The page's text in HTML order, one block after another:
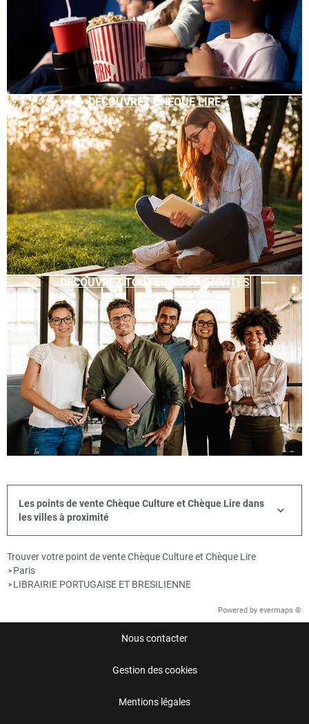
DÉCOUVREZ CHÈQUE LIRE
DÉCOUVREZ TOUTES NOS ACTIVITÉS
Les points de vente Chèque Culture et Chèque Lire dans
les villes à proximité
Trouver votre point de vente Chèque Culture et Chèque Lire
> Paris
> LIBRAIRIE PORTUGAISE ET BRESILIENNE
Powered by evermaps ©
Nous contacter
Gestion des cookies
Mentions légales